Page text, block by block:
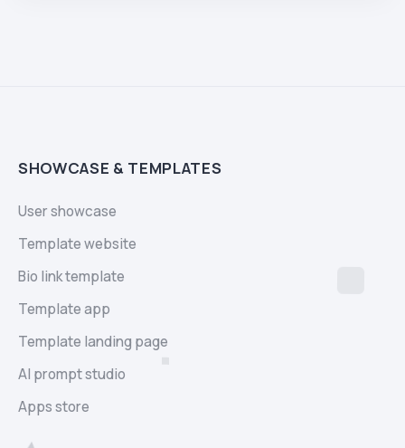
SHOWCASE & TEMPLATES
User showcase
Template website
Bio link template
Template app
Template landing page
AI prompt studio
Apps store